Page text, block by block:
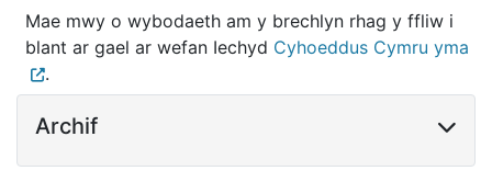
Mae mwy o wybodaeth am y brechlyn rhag y ffliw i
blant ar gael ar wefan Iechyd Cyhoeddus Cymru yma
.
Archif